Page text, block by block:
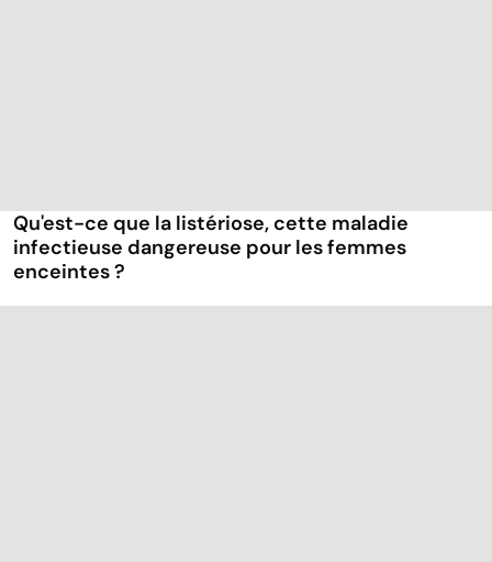
Qu'est-ce que la listériose, cette maladie
infectieuse dangereuse pour les femmes
enceintes ?